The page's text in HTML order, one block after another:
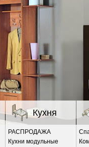
Кухня
РАСПРОДАЖА
Кухни модульные